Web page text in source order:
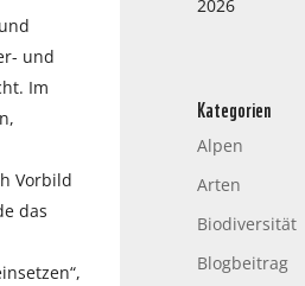
und
Im
Vorbild
das
2026
Kategorien
Alpen
Arten
Biodiversität
Blogbeitrag